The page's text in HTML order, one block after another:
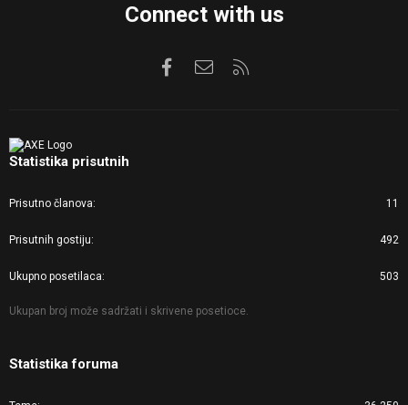
Connect with us
FacebookKontaktirajte nas
Statistika prisutnih
Prisutno članova 11
Prisutnih gostiju 492
Ukupno posetilaca 503
Ukupan broj može sadržati i skrivene posetioce.
Statistika foruma